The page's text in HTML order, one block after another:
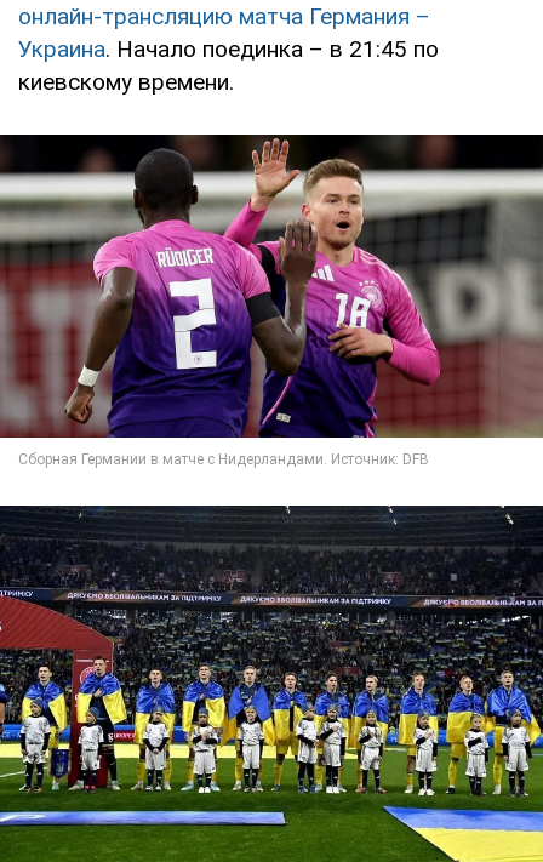
онлайн-трансляцию матча Германия –
Украина. Начало поединка – в 21:45 по
киевскому времени.